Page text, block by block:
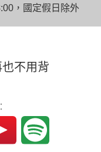
，國定假日除外
不用背